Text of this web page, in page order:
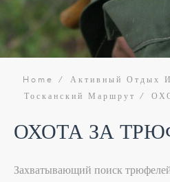
Home
Активный Отдых
Тосканский Маршрут
ОХОТА ЗА
Захватывающий поиск